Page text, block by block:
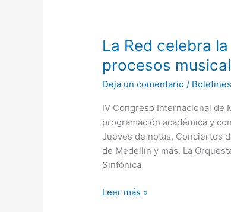
La Red celebra
procesos
Deja un comentario / Boletines
IV Congreso Internacional de
programación académica y
Jueves de notas, Conciertos
de Medellín y más. La
Sinfónica
La
celebra
la
y
riqueza
de
los
procesos
del
Leer más »